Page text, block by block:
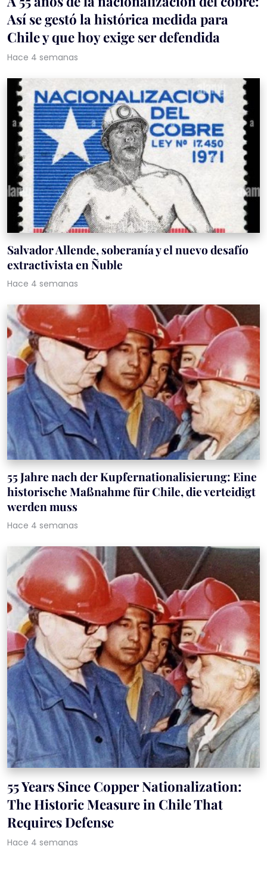
Así se gestó la histórica medida para
Chile y que hoy exige ser defendida
Hace 4 semanas
Salvador Allende, soberanía y el nuevo desafío
extractivista en Ñuble
Hace 4 semanas
55 Jahre nach der Kupfernationalisierung: Eine
historische Maßnahme für Chile, die verteidigt
werden muss
Hace 4 semanas
55 Years Since Copper Nationalization:
The Historic Measure in Chile That
Requires Defense
Hace 4 semanas